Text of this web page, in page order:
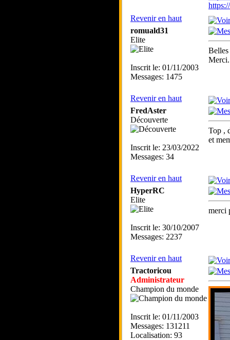
Revenir en haut
romuald31
Elite
Inscrit le: 01/11/2003
Messages: 1475
Belles
Merci.
Revenir en haut
FredAster
Découverte
Inscrit le: 23/03/2022
Messages: 34
Top ,
et
Revenir en haut
HyperRC
Elite
Inscrit le: 30/10/2007
Messages: 2237
merci
Revenir en haut
Tractoricou
Administrateur
Champion du monde
Inscrit le: 01/11/2003
Messages: 131211
Localisation: 93